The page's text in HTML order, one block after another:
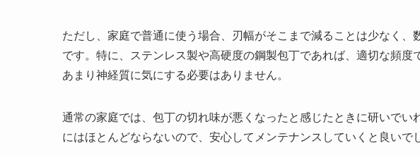
ただし、家庭で普通に使う場合、刃幅がそこまで減ることは少なく、
です。特に、ステンレス製や高硬度の鋼製包丁であれば、適切な頻度
あまり神経質に気にする必要はありません。
通常の家庭では、包丁の切れ味が悪くなったと感じたときに研いでい
にはほとんどならないので、安心してメンテナンスしていくと良いで